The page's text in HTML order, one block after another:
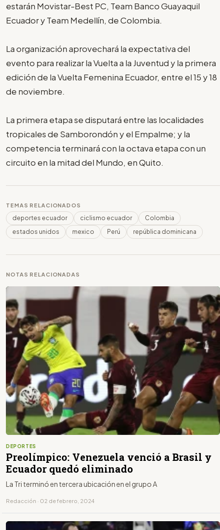
estarán Movistar-Best PC, Team Banco Guayaquil
Ecuador y Team Medellín, de Colombia.
La organización aprovechará la expectativa del
evento para realizar la Vuelta a la Juventud y la primera
edición de la Vuelta Femenina Ecuador, entre el 15 y 18
de noviembre.
La primera etapa se disputará entre las localidades
tropicales de Samborondón y el Empalme; y la
competencia terminará con la octava etapa con un
circuito en la mitad del Mundo, en Quito.
TEMAS RELACIONADOS
deportes ecuador ciclismo ecuador
Colombia
estados unidos
mexico Perú república dominicana
NOTAS RELACIONADAS
DEPORTES
Preolímpico: Venezuela venció a Brasil y
Ecuador quedó eliminado
La Tri terminó en tercera ubicación en el grupo A
Redacción · 02 de febrero, 2024